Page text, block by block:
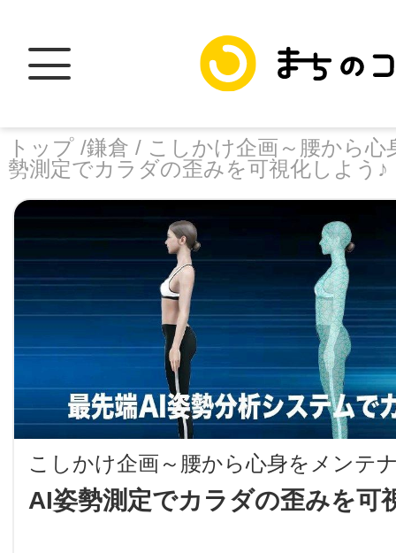
トップ /鎌倉 / こしかけ企画～腰から
勢測定でカラダの歪みを可視化しよう♪
こしかけ企画～腰から心身をメンテ
AI姿勢測定でカラダの歪みを可
facebook
X
LINE
トップ
加盟スポットに
地域に導入を